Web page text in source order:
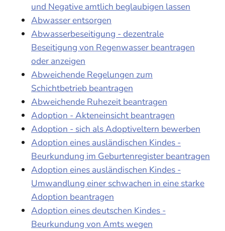
und Negative amtlich beglaubigen lassen
Abwasser entsorgen
Abwasserbeseitigung - dezentrale
Beseitigung von Regenwasser beantragen
oder anzeigen
Abweichende Regelungen zum
Schichtbetrieb beantragen
Abweichende Ruhezeit beantragen
Adoption - Akteneinsicht beantragen
Adoption - sich als Adoptiveltern bewerben
Adoption eines ausländischen Kindes -
Beurkundung im Geburtenregister beantragen
Adoption eines ausländischen Kindes -
Umwandlung einer schwachen in eine starke
Adoption beantragen
Adoption eines deutschen Kindes -
Beurkundung von Amts wegen